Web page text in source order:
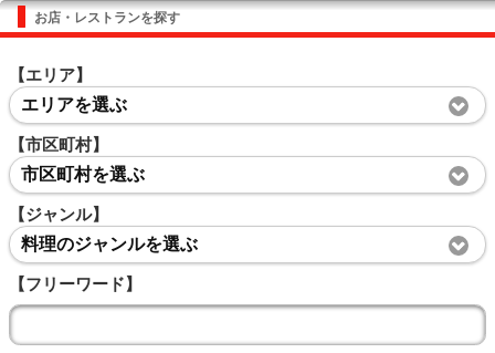
お店・レストランを探す
【エリア】
エリアを選ぶ
【市区町村】
市区町村を選ぶ
【ジャンル】
料理のジャンルを選ぶ
【フリーワード】